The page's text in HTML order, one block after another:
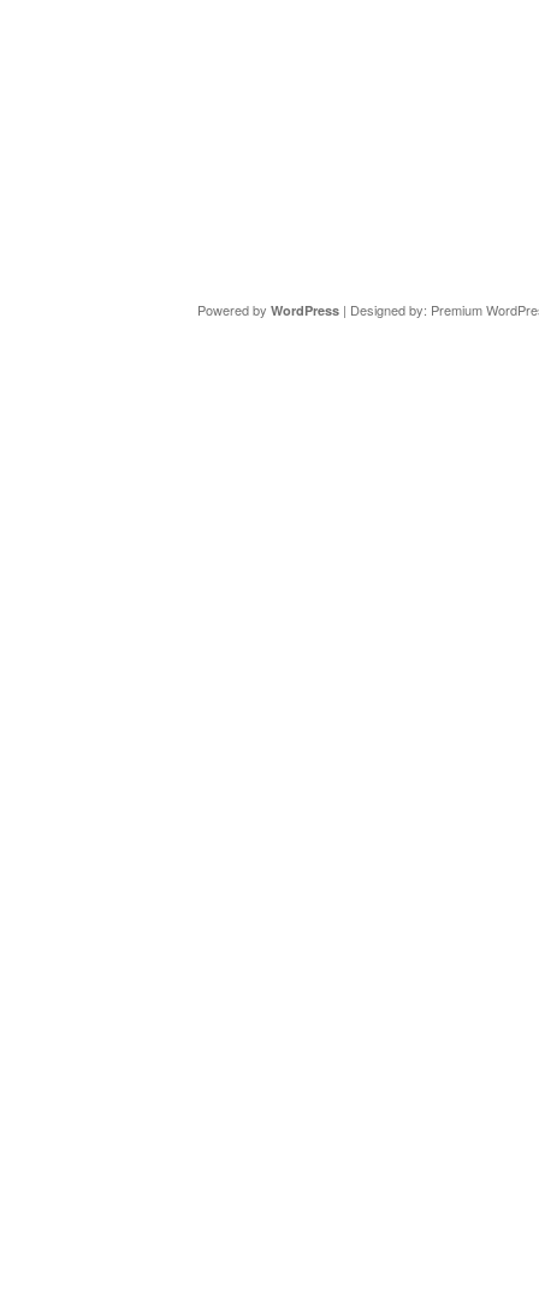
Powered by WordPress| Designed by: Premium